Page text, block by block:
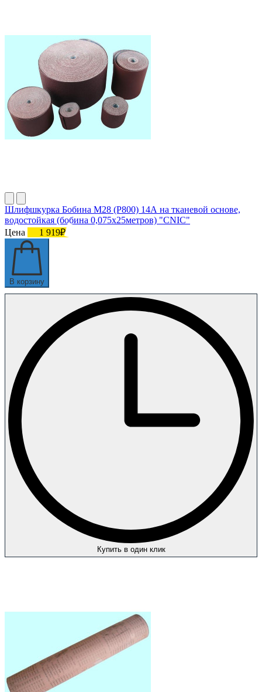
Шлифшкурка Бобина М28 (P800) 14А на тканевой основе,
водостойкая (бобина 0,075х25метров) "CNIC"
Цена
1 919₽
В корзину
Купить в один клик